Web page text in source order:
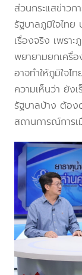
ส่วนกระแสข่าวก
รัฐบาลภูมิใจไทย
เรื่องจริง เพราะ
พยายามยกเครื่
อาจทำให้ภูมิใจไ
ความเห็นว่า ยัง
รัฐบาลบ้าง ต้อง
สถานการณ์การ